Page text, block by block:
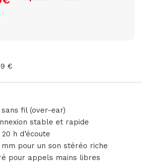
€
fil (over-ear)
stable et rapide
h d’écoute
pour un son stéréo riche
pour appels mains libres